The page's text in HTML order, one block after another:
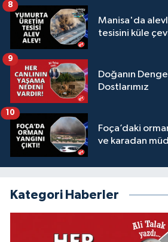
Manisa'da
tesisini küle
8
Doğanın
Dostlarımız
9
Foça’daki
ve karadan
10
Kategori Haberler